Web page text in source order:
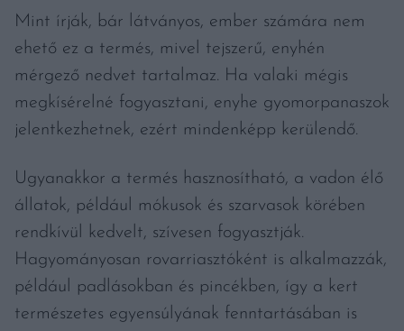
Mint írják, bár látványos, ember számára nem
ehető ez a termés, mivel tejszerű, enyhén
mérgező nedvet tartalmaz. Ha valaki mégis
megkísérelné fogyasztani, enyhe gyomorpanaszok
jelentkezhetnek, ezért mindenképp kerülendő.
Ugyanakkor a termés hasznosítható, a vadon élő
állatok, például mókusok és szarvasok körében
rendkívül kedvelt, szívesen fogyasztják.
Hagyományosan rovarriasztóként is alkalmazzák,
például padlásokban és pincékben, így a kert
természetes egyensúlyának fenntartásában is